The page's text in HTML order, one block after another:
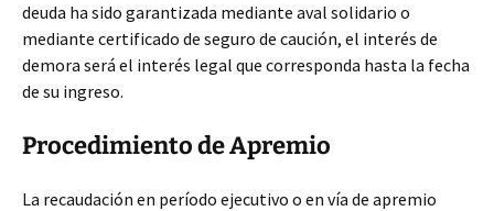
deuda ha sido garantizada mediante aval solidario o
mediante certificado de seguro de caución, el interés de
demora será el interés legal que corresponda hasta la fecha
de su ingreso.
Procedimiento de Apremio
La recaudación en período ejecutivo o en vía de apremio